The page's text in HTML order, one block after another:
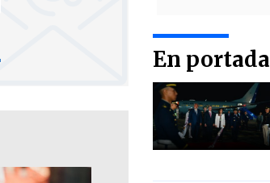
En portada